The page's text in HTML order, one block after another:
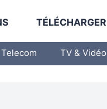
TÉLÉCHARGER
TV & Vidéo